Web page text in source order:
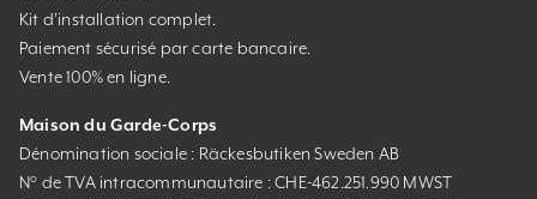
Kit d’installation complet.
Paiement sécurisé par carte bancaire.
Vente 100% en ligne.
Maison du Garde-Corps
Dénomination sociale : Räckesbutiken Sweden AB
N° de TVA intracommunautaire : CHE-462.251.990 MWST